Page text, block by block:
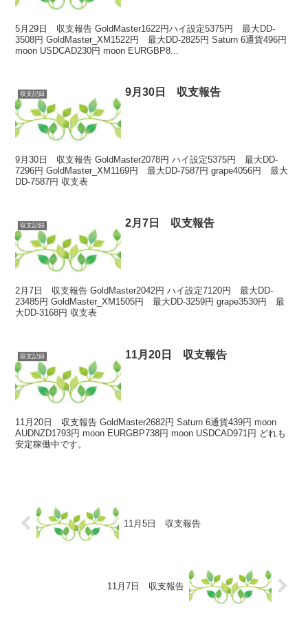
5月29日 収支報告 GoldMaster1622円ハイ設定5375円 最大DD-
3508円 GoldMaster_XM1522円 最大DD-2825円 Saturn 6通貨496円
moon USDCAD230円 moon EURGBP8...
収支記録 9月30日 収支報告
9月30日 収支報告 GoldMaster2078円 ハイ設定5375円 最大DD-
7296円 GoldMaster_XM1169円 最大DD-7587円 grape4056円 最大
DD-7587円 収支表
収支記録 2月7日 収支報告
2月7日 収支報告 GoldMaster2042円 ハイ設定7120円 最大DD-
23485円 GoldMaster_XM1505円 最大DD-3259円 grape3530円 最
大DD-3168円 収支表
収支記録 11月20日 収支報告
11月20日 収支報告 GoldMaster2682円 Saturn 6通貨439円 moon
AUDNZD1793円 moon EURGBP738円 moon USDCAD971円 どれも
安定稼働中です。
11月5日 収支報告
11月7日 収支報告